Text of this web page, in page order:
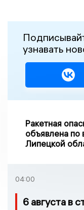
узнавать
Ракетная
объявлена по
Липецкой
04:00
6 августа в